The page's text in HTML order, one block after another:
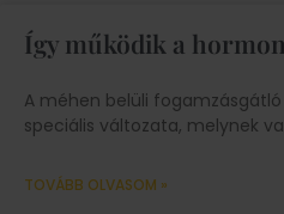
Így működik a
A méhen belüli
speciális változata, melynek
TOVÁBB OLVASOM »